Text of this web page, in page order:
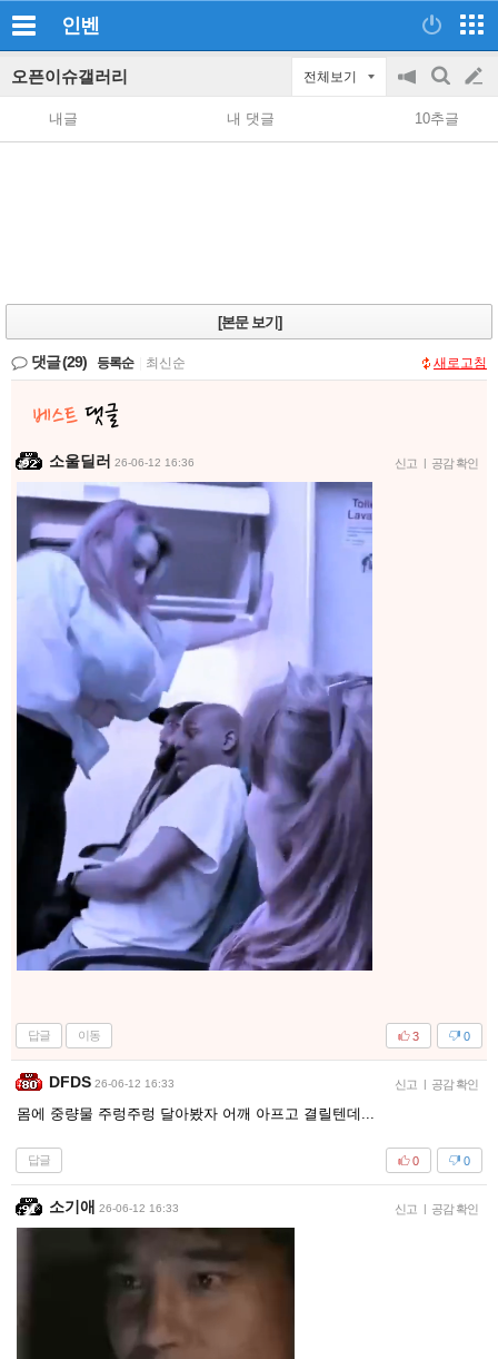
인벤
오픈이슈갤러리 전체보기
공
지
on/off
검
색
글
쓰
내글 내 댓글 10추글
[본문 보기]
댓글(29) 등록순 최신순 새로고침
소울딜러 26-06-12 16:36 신고 | 공감 확인
답글 이동 0
3
DFDS 26-06-12 16:33 신고 | 공감 확인
몸에 중량물 주렁주렁 달아봤자 어깨 아프고 결릴텐데...
답글 0
0
소기애 26-06-12 16:33 신고 | 공감 확인